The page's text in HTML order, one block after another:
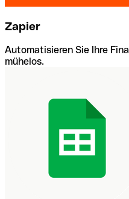
Zapier
Automatisieren Sie Ihre
mühelos.